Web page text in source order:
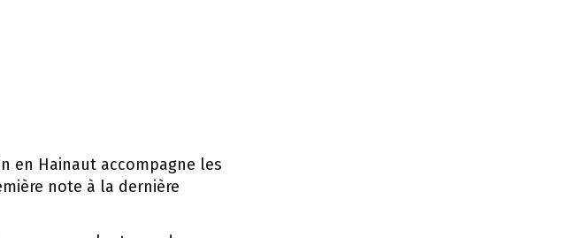
en Hainaut accompagne les
note à la dernière